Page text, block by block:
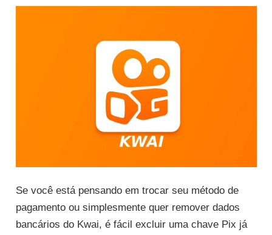
Se você está pensando em trocar seu método de
pagamento ou simplesmente quer remover dados
bancários do Kwai, é fácil excluir uma chave Pix já